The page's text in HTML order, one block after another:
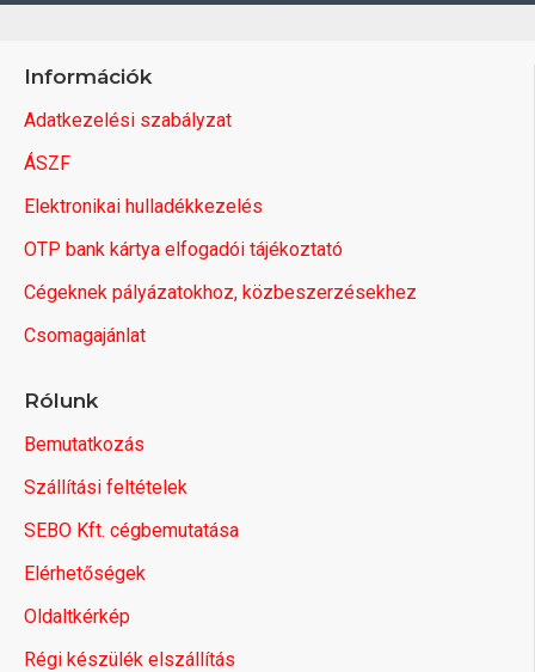
Információk
Adatkezelési szabályzat
ÁSZF
Elektronikai hulladékkezelés
OTP bank kártya elfogadói tájékoztató
Cégeknek pályázatokhoz, közbeszerzésekhez
Csomagajánlat
Rólunk
Bemutatkozás
Szállítási feltételek
SEBO Kft. cégbemutatása
Elérhetőségek
Oldaltkérkép
Régi készülék elszállítás